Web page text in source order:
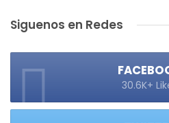
Siguenos en Redes
30.6K+